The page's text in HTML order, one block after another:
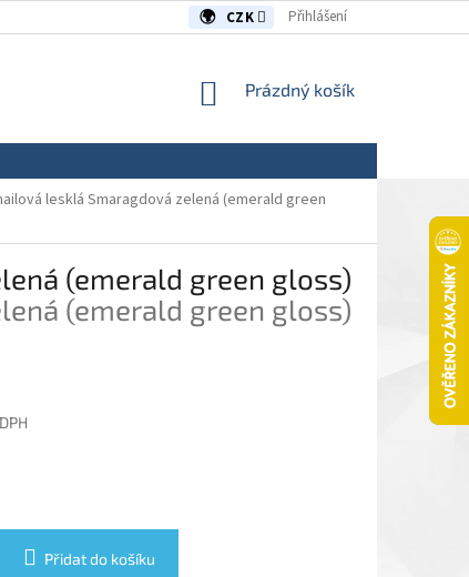
CZK Přihlášení
NÁKUPNÍ
Prázdný košík
lesklá Smaragdová zelená (emerald green
(emerald green gloss)
(emerald green gloss)
Přidat do košíku